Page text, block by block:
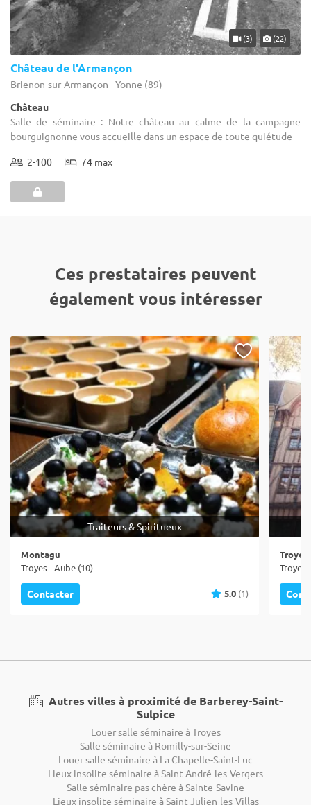
(3) (22)
Château de l'Armançon
Brienon-sur-Armançon - Yonne (89)
Château
Salle de séminaire : Notre château au calme de la campagne
bourguignonne vous accueille dans un espace de toute quiétude
2-100 74 max
Ces prestataires peuvent
également vous intéresser
Traiteurs & Spiritueux
Montagu
Troyes - Aube (10)
Contacter 5.0 (1)
Troyes
Troyes
Autres villes à proximité de Barberey-Saint-
Sulpice
Louer salle séminaire à Troyes
Salle séminaire à Romilly-sur-Seine
Louer salle séminaire à La Chapelle-Saint-Luc
Lieux insolite séminaire à Saint-André-les-Vergers
Salle séminaire pas chère à Sainte-Savine
Lieux insolite séminaire à Saint-Julien-les-Villas